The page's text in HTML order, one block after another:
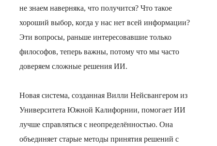
не знаем наверняка, что получится? Что такое
хороший выбор, когда у нас нет всей информации?
Эти вопросы, раньше интересовавшие только
философов, теперь важны, потому что мы часто
доверяем сложные решения ИИ.
Новая система, созданная Вилли Нейсвангером из
Университета Южной Калифорнии, помогает ИИ
лучше справляться с неопределённостью. Она
объединяет старые методы принятия решений с